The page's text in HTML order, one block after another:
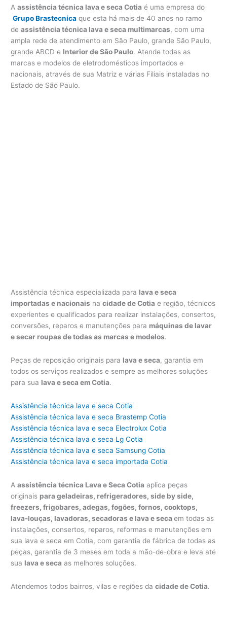
Aassistência técnica lava e seca Cotia é uma empresa do
Grupo Brastecnica que esta há mais de 40 anos no ramo
deassistência técnica lava e seca multimarcas, com uma
ampla rede de atendimento em São Paulo, grande São Paulo,
grande ABCD e Interior de São Paulo. Atende todas as
marcas e modelos de eletrodomésticos importados e
nacionais, através de sua Matriz e várias Filiais instaladas no
Estado de São Paulo.
Assistência técnica especializada para lava e seca
importadas e nacionais nacidade de Cotia e região, técnicos
experientes e qualificados para realizar instalações, consertos,
conversões, reparos e manutenções para máquinas de lavar
e secar roupas de todas as marcas e modelos.
Peças de reposição originais para lava e seca, garantia em
todos os serviços realizados e sempre as melhores soluções
para sua lava e seca em Cotia.
Assistência técnica lava e seca Cotia
Assistência técnica lava e seca Brastemp Cotia
Assistência técnica lava e seca Electrolux Cotia
Assistência técnica lava e seca Lg Cotia
Assistência técnica lava e seca Samsung Cotia
Assistência técnica lava e seca importada Cotia
Aassistência técnica Lava e Seca Cotia aplica peças
originais para geladeiras, refrigeradores, side by side,
freezers, frigobares, adegas, fogões, fornos, cooktops,
lava-louças, lavadoras, secadoras e lava e secaem todas as
instalações, consertos, reparos, reformas e manutenções em
sua lava e seca em Cotia, com garantia de fábrica de todas as
peças, garantia de 3 meses em toda a mão-de-obra e leva até
sua lava e seca as melhores soluções.
Atendemos todos bairros, vilas e regiões dacidade de Cotia.